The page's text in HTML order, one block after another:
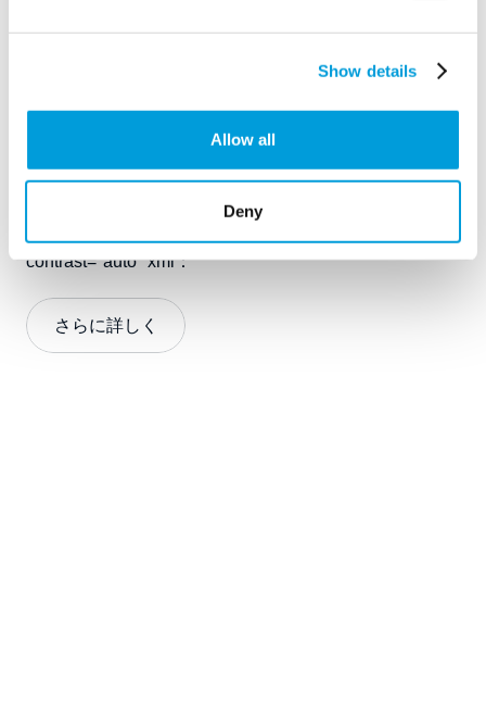
Show details
Allow all
Deny
Flex
救援 やユーティリティなど、長期
<span data-contrast="auto" xml：臨時給水貯水や濾過な
ど、地域の規制や独自のプロジェクトの要求を満たすオ
ンサイト。
contrast="auto" xml：
さらに詳しく